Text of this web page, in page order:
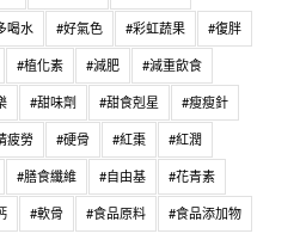
喝水 #好氣色 #彩虹蔬果 #復胖
#植化素 #減肥 #減重飲食
#甜味劑 #甜食剋星 #瘦瘦針
疲勞 #硬骨 #紅棗 #紅潤
#膳食纖維 #自由基 #花青素
#軟骨 #食品原料 #食品添加物